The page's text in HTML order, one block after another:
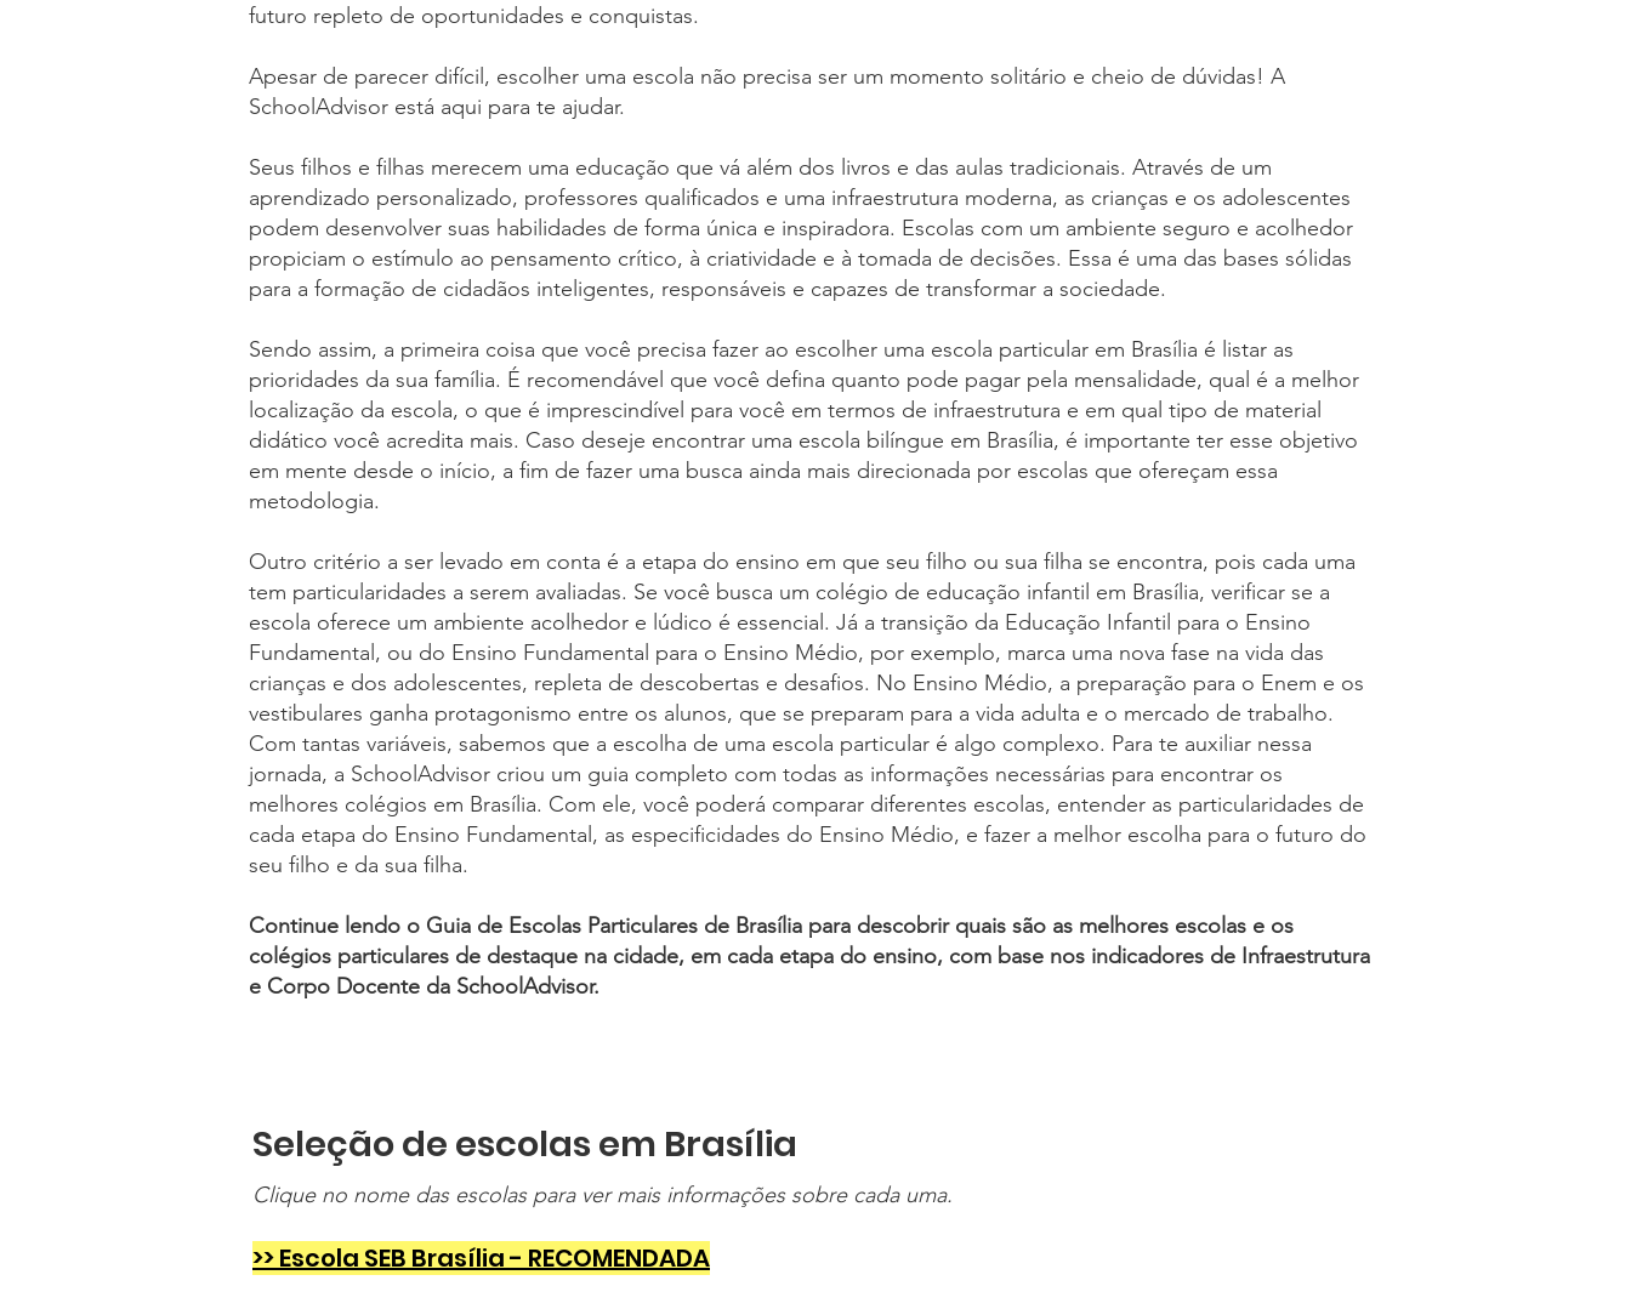
futuro repleto de oportunidades e conquistas.
Apesar de parecer difícil, escolher uma escola não precisa ser um momento solitário e cheio de dúvidas! A
SchoolAdvisor está aqui para te ajudar.
Seus filhos e filhas merecem uma educação que vá além dos livros e das aulas tradicionais. Através de um
aprendizado personalizado, professores qualificados e uma infraestrutura moderna, as crianças e os adolescentes
podem desenvolver suas habilidades de forma única e inspiradora. Escolas com um ambiente seguro e acolhedor
propiciam o estímulo ao pensamento crítico, à criatividade e à tomada de decisões. Essa é uma das bases sólidas
para a formação de cidadãos inteligentes, responsáveis e capazes de transformar a sociedade.
Sendo assim, a primeira coisa que você precisa fazer ao escolher uma escola particular em Brasília é listar as
prioridades da sua família. É recomendável que você defina quanto pode pagar pela mensalidade, qual é a melhor
localização da escola, o que é imprescindível para você em termos de infraestrutura e em qual tipo de material
didático você acredita mais. Caso deseje encontrar uma escola bilíngue em Brasília, é importante ter esse objetivo
em mente desde o início, a fim de fazer uma busca ainda mais direcionada por escolas que ofereçam essa
metodologia.
Outro critério a ser levado em conta é a etapa do ensino em que seu filho ou sua filha se encontra, pois cada uma
tem particularidades a serem avaliadas. Se você busca um colégio de educação infantil em Brasília, verificar se a
escola oferece um ambiente acolhedor e lúdico é essencial. Já a transição da Educação Infantil para o Ensino
Fundamental, ou do Ensino Fundamental para o Ensino Médio, por exemplo, marca uma nova fase na vida das
crianças e dos adolescentes, repleta de descobertas e desafios. No Ensino Médio, a preparação para o Enem e os
vestibulares ganha protagonismo entre os alunos, que se preparam para a vida adulta e o mercado de trabalho.
Com tantas variáveis, sabemos que a escolha de uma escola particular é algo complexo. Para te auxiliar nessa
jornada, a SchoolAdvisor criou um guia completo com todas as informações necessárias para encontrar os
melhores colégios em Brasília. Com ele, você poderá comparar diferentes escolas, entender as particularidades de
cada etapa do Ensino Fundamental, as especificidades do Ensino Médio, e fazer a melhor escolha para o futuro do
seu filho e da sua filha.
Continue lendo o Guia de Escolas Particulares de Brasília para descobrir quais são as melhores escolas e os
colégios particulares de destaque na cidade, em cada etapa do ensino, com base nos indicadores de Infraestrutura
e Corpo Docente da SchoolAdvisor.
Seleção de escolas em Brasília
Clique no nome das escolas para ver mais informações sobre cada uma.
>> Escola SEB Brasília - RECOMENDADA